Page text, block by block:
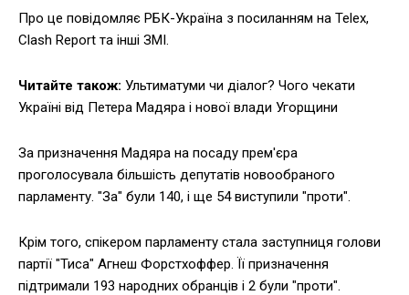
Про це повідомляє РБК-Україна з посиланням на Telex,
Clash Report та інші ЗМІ.
Читайте також: Ультиматуми чи діалог? Чого чекати
Україні від Петера Мадяра і нової влади Угорщини
За призначення Мадяра на посаду прем'єра
проголосувала більшість депутатів новообраного
парламенту. "За" були 140, і ще 54 виступили "проти".
Крім того, спікером парламенту стала заступниця голови
партії "Тиса" Агнеш Форстхоффер. Її призначення
підтримали 193 народних обранців і 2 були "проти".